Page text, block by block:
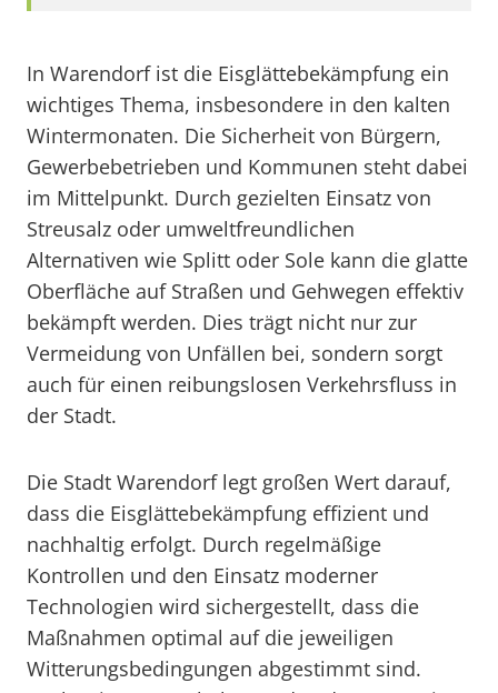
In Warendorf ist die Eisglättebekämpfung ein
wichtiges Thema, insbesondere in den kalten
Wintermonaten. Die Sicherheit von Bürgern,
Gewerbebetrieben und Kommunen steht dabei
im Mittelpunkt. Durch gezielten Einsatz von
Streusalz oder umweltfreundlichen
Alternativen wie Splitt oder Sole kann die glatte
Oberfläche auf Straßen und Gehwegen effektiv
bekämpft werden. Dies trägt nicht nur zur
Vermeidung von Unfällen bei, sondern sorgt
auch für einen reibungslosen Verkehrsfluss in
der Stadt.
Die Stadt Warendorf legt großen Wert darauf,
dass die Eisglättebekämpfung effizient und
nachhaltig erfolgt. Durch regelmäßige
Kontrollen und den Einsatz moderner
Technologien wird sichergestellt, dass die
Maßnahmen optimal auf die jeweiligen
Witterungsbedingungen abgestimmt sind.